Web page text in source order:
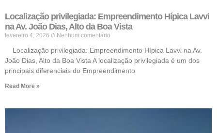
Localização privilegiada: Empreendimento Hípica Lavvi
na Av. João Dias, Alto da Boa Vista
fevereiro 4, 2026 Nenhum comentário
Localização privilegiada: Empreendimento Hípica Lavvi na Av.
João Dias, Alto da Boa Vista A localização privilegiada é um dos
principais diferenciais do Empreendimento
Read More »